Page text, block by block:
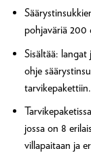
pohjaväriä 200
Sisältää: langat
ohje
tarvikepakettiin.
jossa on 8
villapaitaan ja